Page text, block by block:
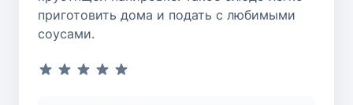
приготовить дома и подать с любимыми
соусами.